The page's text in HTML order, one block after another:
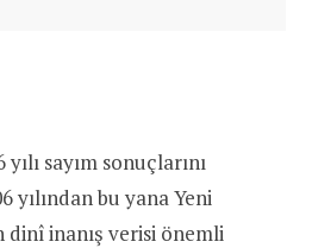
sayım sonuçlarını
yılından bu yana Yeni
inanış verisi önemli